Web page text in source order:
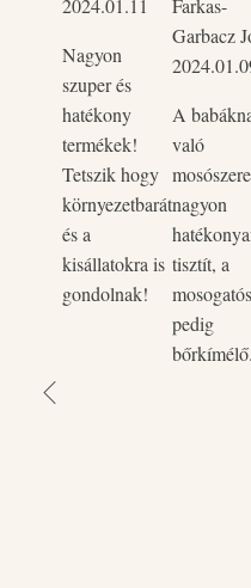
2024.01.11
Nagyon
szuper és
hatékony
termékek!
Tetszik hogy
környezetbarát
és a
kisállatokra is
gondolnak!
Farkas-
Garbacz
A
való
mosószere
nagyon
tisztít, a
pedig
bőrkímélő.